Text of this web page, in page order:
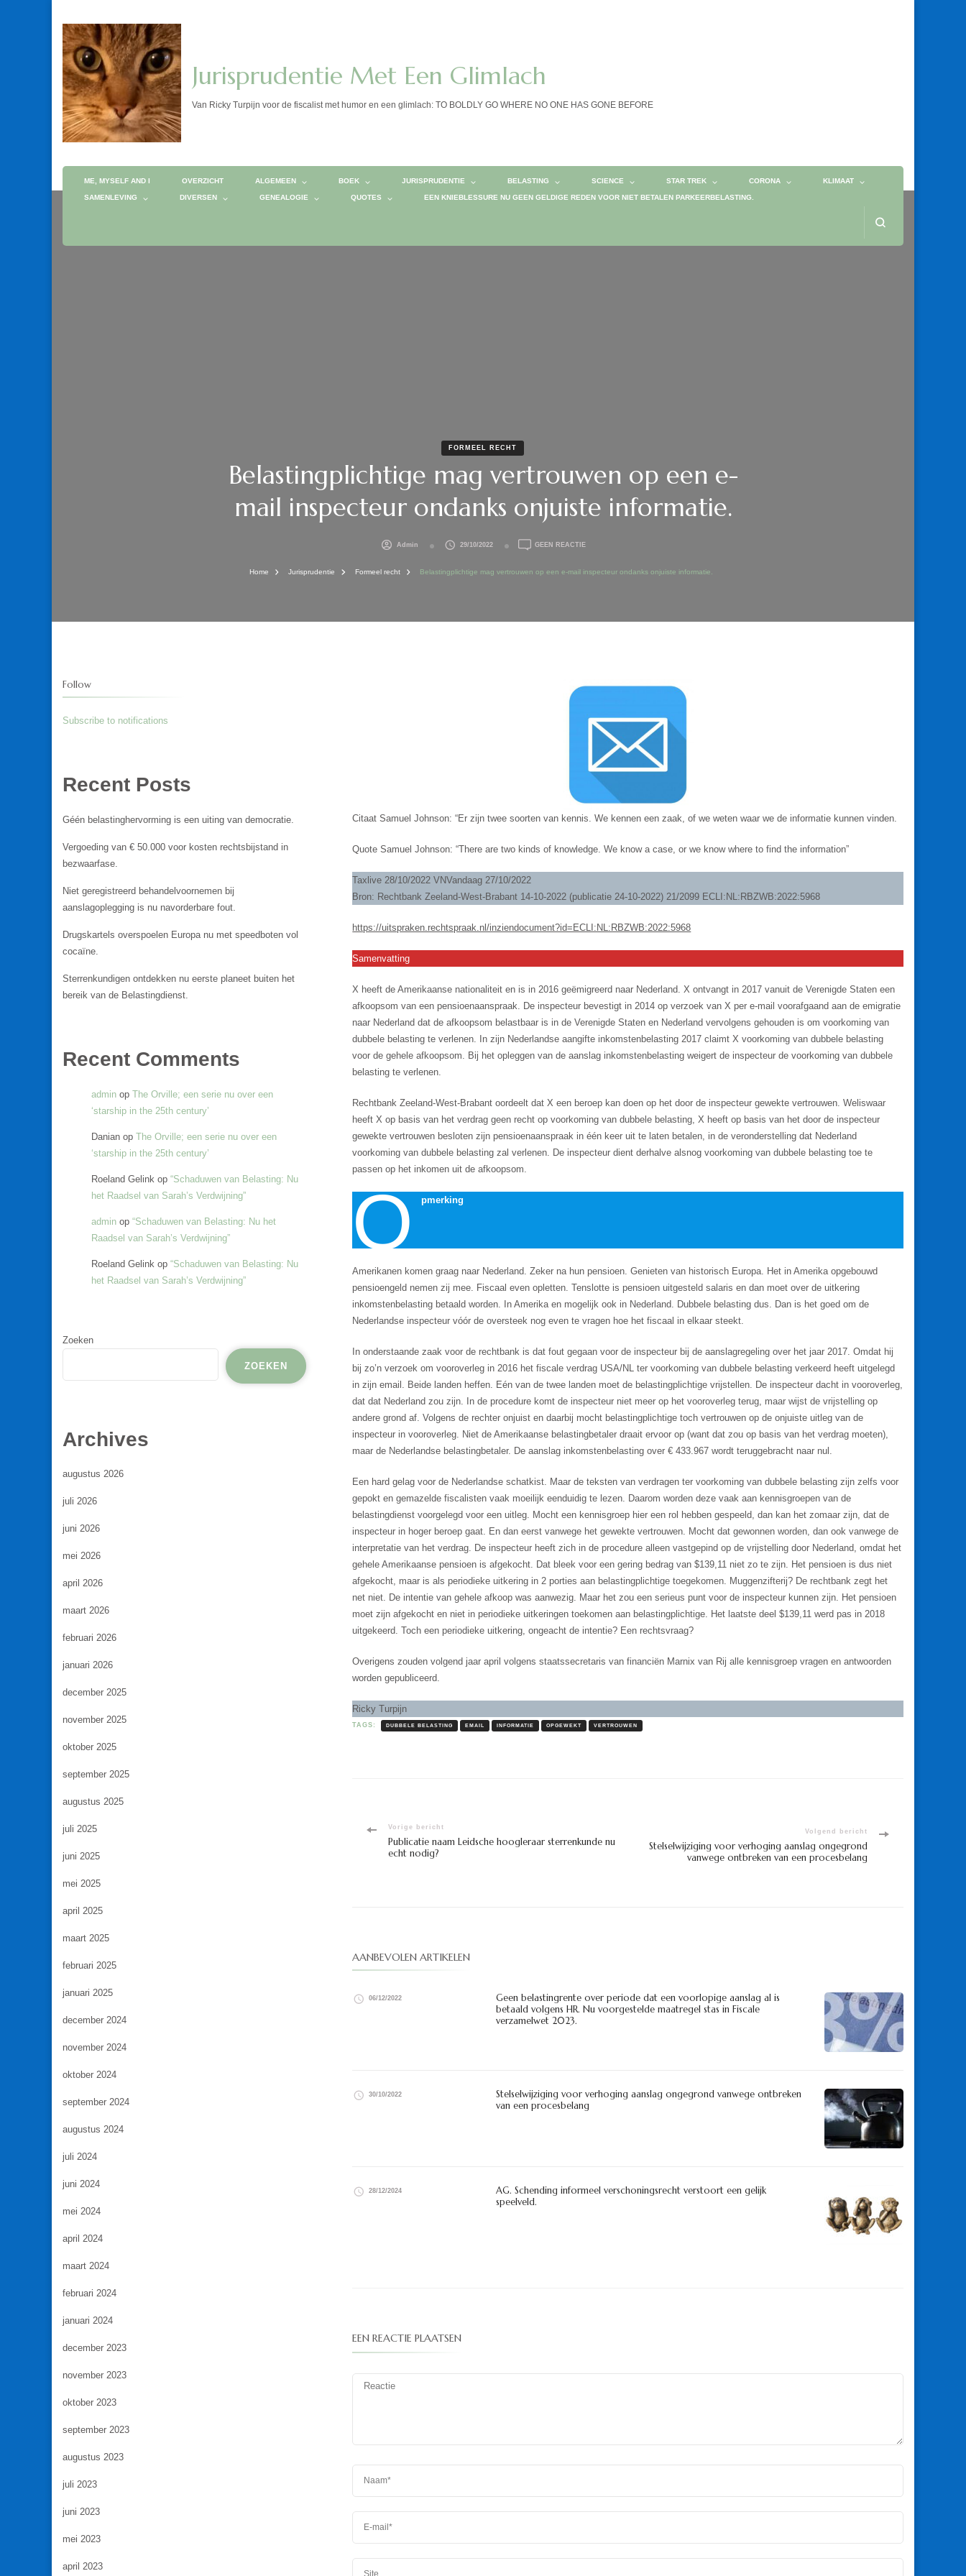
Jurisprudentie Met Een Glimlach
Van Ricky Turpijn voor de fiscalist met humor en een glimlach: TO BOLDLY GO WHERE NO ONE HAS GONE BEFORE
ME, MYSELF AND I OVERZICHT ALGEMEEN BOEK JURISPRUDENTIE BELASTING SCIENCE STAR TREK CORONA KLIMAAT
SAMENLEVING DIVERSEN GENEALOGIE QUOTES EEN KNIEBLESSURE NU GEEN GELDIGE REDEN VOOR NIET BETALEN PARKEERBELASTING.
FORMEEL RECHT
Belastingplichtige mag vertrouwen op een e-
mail inspecteur ondanks onjuiste informatie.
Admin 29/10/2022 GEEN REACTIEOP
VERTROUWEN
Home Jurisprudentie Formeel recht Belastingplichtige mag vertrouwen op een e-mail inspecteur ondanks onjuiste informatie.
Citaat Samuel Johnson: “Er zijn twee soorten van kennis. We kennen een zaak, of we weten waar we de informatie kunnen vinden.
Quote Samuel Johnson: “There are two kinds of knowledge. We know a case, or we know where to find the information”
Taxlive 28/10/2022 VNVandaag 27/10/2022
Bron: Rechtbank Zeeland-West-Brabant 14-10-2022 (publicatie 24-10-2022) 21/2099 ECLI:NL:RBZWB:2022:5968
https://uitspraken.rechtspraak.nl/inziendocument?id=ECLI:NL:RBZWB:2022:5968
Samenvatting
X heeft de Amerikaanse nationaliteit en is in 2016 geëmigreerd naar Nederland. X ontvangt in 2017 vanuit de Verenigde Staten een
afkoopsom van een pensioenaanspraak. De inspecteur bevestigt in 2014 op verzoek van X per e-mail voorafgaand aan de emigratie
naar Nederland dat de afkoopsom belastbaar is in de Verenigde Staten en Nederland vervolgens gehouden is om voorkoming van
dubbele belasting te verlenen. In zijn Nederlandse aangifte inkomstenbelasting 2017 claimt X voorkoming van dubbele belasting
voor de gehele afkoopsom. Bij het opleggen van de aanslag inkomstenbelasting weigert de inspecteur de voorkoming van dubbele
belasting te verlenen.
Rechtbank Zeeland-West-Brabant oordeelt dat X een beroep kan doen op het door de inspecteur gewekte vertrouwen. Weliswaar
heeft X op basis van het verdrag geen recht op voorkoming van dubbele belasting, X heeft op basis van het door de inspecteur
gewekte vertrouwen besloten zijn pensioenaanspraak in één keer uit te laten betalen, in de veronderstelling dat Nederland
voorkoming van dubbele belasting zal verlenen. De inspecteur dient derhalve alsnog voorkoming van dubbele belasting toe te
passen op het inkomen uit de afkoopsom.
O pmerking
Amerikanen komen graag naar Nederland. Zeker na hun pensioen. Genieten van historisch Europa. Het in Amerika opgebouwd
pensioengeld nemen zij mee. Fiscaal even opletten. Tenslotte is pensioen uitgesteld salaris en dan moet over de uitkering
inkomstenbelasting betaald worden. In Amerika en mogelijk ook in Nederland. Dubbele belasting dus. Dan is het goed om de
Nederlandse inspecteur vóór de oversteek nog even te vragen hoe het fiscaal in elkaar steekt.
In onderstaande zaak voor de rechtbank is dat fout gegaan voor de inspecteur bij de aanslagregeling over het jaar 2017. Omdat hij
bij zo’n verzoek om vooroverleg in 2016 het fiscale verdrag USA/NL ter voorkoming van dubbele belasting verkeerd heeft uitgelegd
in zijn email. Beide landen heffen. Eén van de twee landen moet de belastingplichtige vrijstellen. De inspecteur dacht in vooroverleg,
dat dat Nederland zou zijn. In de procedure komt de inspecteur niet meer op het vooroverleg terug, maar wijst de vrijstelling op
andere grond af. Volgens de rechter onjuist en daarbij mocht belastingplichtige toch vertrouwen op de onjuiste uitleg van de
inspecteur in vooroverleg. Niet de Amerikaanse belastingbetaler draait ervoor op (want dat zou op basis van het verdrag moeten),
maar de Nederlandse belastingbetaler. De aanslag inkomstenbelasting over € 433.967 wordt teruggebracht naar nul.
Een hard gelag voor de Nederlandse schatkist. Maar de teksten van verdragen ter voorkoming van dubbele belasting zijn zelfs voor
gepokt en gemazelde fiscalisten vaak moeilijk eenduidig te lezen. Daarom worden deze vaak aan kennisgroepen van de
belastingdienst voorgelegd voor een uitleg. Mocht een kennisgroep hier een rol hebben gespeeld, dan kan het zomaar zijn, dat de
inspecteur in hoger beroep gaat. En dan eerst vanwege het gewekte vertrouwen. Mocht dat gewonnen worden, dan ook vanwege de
interpretatie van het verdrag. De inspecteur heeft zich in de procedure alleen vastgepind op de vrijstelling door Nederland, omdat het
gehele Amerikaanse pensioen is afgekocht. Dat bleek voor een gering bedrag van $139,11 niet zo te zijn. Het pensioen is dus niet
afgekocht, maar is als periodieke uitkering in 2 porties aan belastingplichtige toegekomen. Muggenzifterij? De rechtbank zegt het
net niet. De intentie van gehele afkoop was aanwezig. Maar het zou een serieus punt voor de inspecteur kunnen zijn. Het pensioen
moet zijn afgekocht en niet in periodieke uitkeringen toekomen aan belastingplichtige. Het laatste deel $139,11 werd pas in 2018
uitgekeerd. Toch een periodieke uitkering, ongeacht de intentie? Een rechtsvraag?
Overigens zouden volgend jaar april volgens staatssecretaris van financiën Marnix van Rij alle kennisgroep vragen en antwoorden
worden gepubliceerd.
Ricky Turpijn
TAGS: DUBBELE BELASTING EMAIL INFORMATIE OPGEWEKT VERTROUWEN
Bericht
navigatie
Vorige bericht
Publicatie naam Leidsche hoogleraar sterrenkunde nu
echt nodig?
Volgend bericht
Stelselwijziging voor verhoging aanslag ongegrond
vanwege ontbreken van een procesbelang
AANBEVOLEN ARTIKELEN
06/12/2022
Geen belastingrente over periode dat een voorlopige aanslag al is
betaald volgens HR. Nu voorgestelde maatregel stas in Fiscale
verzamelwet 2023.
30/10/2022
Stelselwijziging voor verhoging aanslag ongegrond vanwege ontbreken
van een procesbelang
28/12/2024
AG. Schending informeel verschoningsrecht verstoort een gelijk
speelveld.
EEN REACTIE PLAATSEN
Follow
Subscribe to notifications
Recent Posts
Géén belastinghervorming is een uiting van democratie.
Vergoeding van € 50.000 voor kosten rechtsbijstand in
bezwaarfase.
Niet geregistreerd behandelvoornemen bij
aanslagoplegging is nu navorderbare fout.
Drugskartels overspoelen Europa nu met speedboten vol
cocaïne.
Sterrenkundigen ontdekken nu eerste planeet buiten het
bereik van de Belastingdienst.
Recent Comments
admin op The Orville; een serie nu over een
‘starship in the 25th century’
Danian op The Orville; een serie nu over een
‘starship in the 25th century’
Roeland Gelink op “Schaduwen van Belasting: Nu
het Raadsel van Sarah’s Verdwijning”
admin op “Schaduwen van Belasting: Nu het
Raadsel van Sarah’s Verdwijning”
Roeland Gelink op “Schaduwen van Belasting: Nu
het Raadsel van Sarah’s Verdwijning”
Zoeken
ZOEKEN
Archives
augustus 2026
juli 2026
juni 2026
mei 2026
april 2026
maart 2026
februari 2026
januari 2026
december 2025
november 2025
oktober 2025
september 2025
augustus 2025
juli 2025
juni 2025
mei 2025
april 2025
maart 2025
februari 2025
januari 2025
december 2024
november 2024
oktober 2024
september 2024
augustus 2024
juli 2024
juni 2024
mei 2024
april 2024
maart 2024
februari 2024
januari 2024
december 2023
november 2023
oktober 2023
september 2023
augustus 2023
juli 2023
juni 2023
mei 2023
april 2023